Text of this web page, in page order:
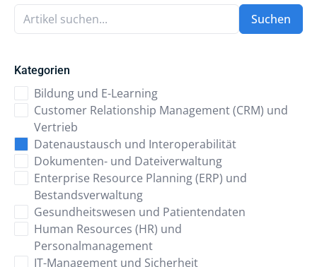
Artikel suchen... Suchen
Kategorien
Bildung und E-Learning
Customer Relationship Management (CRM) und
Vertrieb
Datenaustausch und Interoperabilität
Dokumenten- und Dateiverwaltung
Enterprise Resource Planning (ERP) und
Bestandsverwaltung
Gesundheitswesen und Patientendaten
Human Resources (HR) und
Personalmanagement
IT-Management und Sicherheit